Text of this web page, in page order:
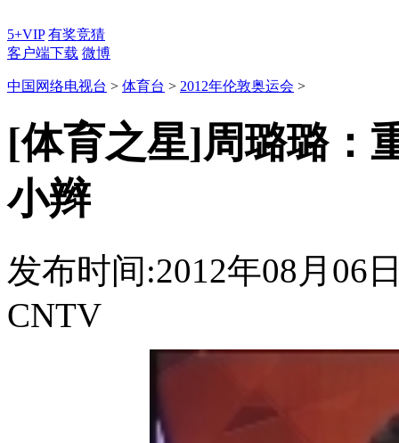
5+VIP 有奖竞猜
客户端下载 微博
中国网络电视台 > 体育台 > 2012年伦敦奥运会 >
[体育之星]周璐璐：
小辫
发布时间:2012年08月06
CNTV